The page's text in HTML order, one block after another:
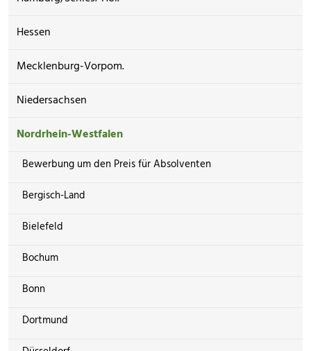
Hessen
Mecklenburg-Vorpom.
Niedersachsen
Nordrhein-Westfalen
Bewerbung um den Preis für Absolventen
Bergisch-Land
Bielefeld
Bochum
Bonn
Dortmund